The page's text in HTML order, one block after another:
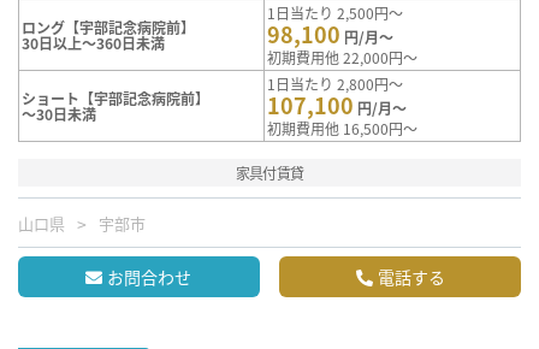
ロング【宇部記念病院前】
30日以上～360日未満
1日当たり 2,500円～
98,100 円/月～
初期費用他 22,000円～
ショート【宇部記念病院前】
～30日未満
1日当たり 2,800円～
107,100 円/月～
初期費用他 16,500円～
家具付賃貸
山口県 宇部市
お問合わせ 電話する